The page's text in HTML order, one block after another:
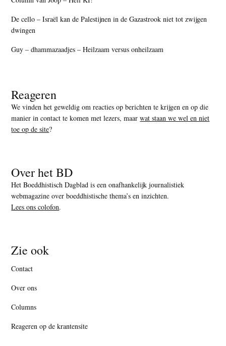
De cello – Israël kan de Palestijnen in de Gazastrook niet tot zwijgen
dwingen
Guy – dhammazaadjes – Heilzaam versus onheilzaam
Reageren
We vinden het geweldig om reacties op berichten te krijgen en op die
manier in contact te komen met lezers, maarwat staan we wel en niet
toe op de site?
Over het BD
Het Boeddhistisch Dagblad is een onafhankelijk journalistiek
webmagazine over boeddhistische thema’s en inzichten.
Lees ons colofon.
Zie ook
Contact
Over ons
Columns
Reageren op de krantensite